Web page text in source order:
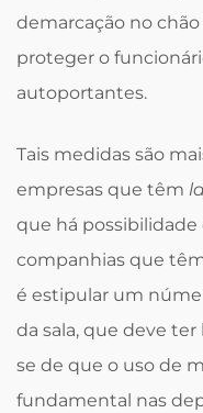
demarcação no
proteger o
autoportantes.
Tais medidas são
empresas que têm
que há possibilidade
companhias que
é estipular um
da sala, que deve
se de que o uso de
fundamental nas